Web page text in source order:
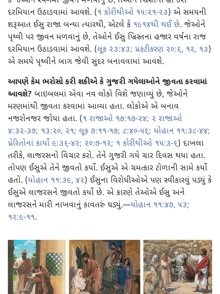
દરમિયાન ઉઠાડવામાં આવશે. (૧ કોરીંથીઓ ૧૫:૨૧-૨૩) એ સમયની
શરૂઆત ઈસુ રાજા બન્યા ત્યારથી, એટલે કે ૧૯૧૪થી થઈ છે. જેઓને
પૃથ્વી પર જીવન મળવાનું છે, તેઓને ઈસુ ખ્રિસ્તના હજાર વર્ષના રાજ
દરમિયાન ઉઠાડવામાં આવશે. (લૂક ૨૩:૪૩; પ્રકટીકરણ ૨૦:૬, ૧૨, ૧૩)
એ સમયે પૃથ્વીને બાગ જેવી સુંદર બનાવવામાં આવશે.
આપણે કેમ ભરોસો કરી શકીએ કે ગુજરી ગયેલાઓને જીવતા કરવામાં
આવશે? બાઇબલમાં એવા નવ લોકો વિશે જણાવ્યું છે, જેઓને
મરણમાંથી જીવતા કરવામાં આવ્યા હતા. લોકોએ એ બનાવ
નજરોનજર જોયા હતા. (૧ રાજાઓ ૧૭:૧૭-૨૪; ૨ રાજાઓ
૪:૩૨-૩૭; ૧૩:૨૦, ૨૧; લૂક ૭:૧૧-૧૭; ૮:૪૦-૫૬; યોહાન ૧૧:૩૮-૪૪;
પ્રેરિતોનાં કાર્યો ૯:૩૬-૪૨; ૨૦:૭-૧૨; ૧ કોરીંથીઓ ૧૫:૩-૬) દાખલા
તરીકે, લાજરસનો વિચાર કરો. તેને ગુજરી ગયે ચાર દિવસ થયા હતા.
તોપણ ઈસુએ તેને જીવતો કર્યો. ઈસુએ એ ચમત્કાર ટોળાની સામે કર્યો
હતો. (યોહાન ૧૧:૩૯, ૪૨) ઈસુના વિરોધીઓએ પણ સ્વીકારવું પડ્યું કે
ઈસુએ લાજરસને જીવતો કર્યો છે. એ કારણે તેઓએ ઈસુ અને
લાજરસને મારી નાખવાનું કાવતરું ઘડ્યું.—યોહાન ૧૧:૪૭, ૫૩;
૧૨:૯-૧૧.